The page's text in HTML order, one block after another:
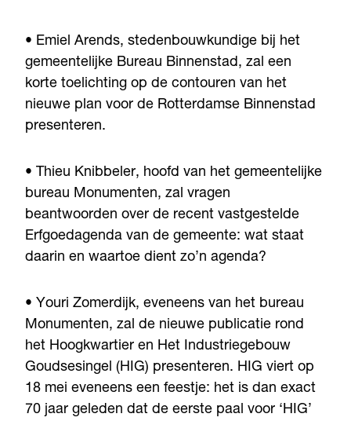
• Emiel Arends, stedenbouwkundige bij het
gemeentelijke Bureau Binnenstad, zal een
korte toelichting op de contouren van het
nieuwe plan voor de Rotterdamse Binnenstad
presenteren.
• Thieu Knibbeler, hoofd van het gemeentelijke
bureau Monumenten, zal vragen
beantwoorden over de recent vastgestelde
Erfgoedagenda van de gemeente: wat staat
daarin en waartoe dient zo’n agenda?
• Youri Zomerdijk, eveneens van het bureau
Monumenten, zal de nieuwe publicatie rond
het Hoogkwartier en Het Industriegebouw
Goudsesingel (HIG) presenteren. HIG viert op
18 mei eveneens een feestje: het is dan exact
70 jaar geleden dat de eerste paal voor ‘HIG’